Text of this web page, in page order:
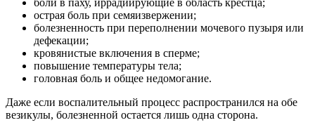
боли в паху, иррадиирующие в область крестца;
острая боль при семяизвержении;
болезненность при переполнении мочевого пузыря или
дефекации;
кровянистые включения в сперме;
повышение температуры тела;
головная боль и общее недомогание.
Даже если воспалительный процесс распространился на обе
везикулы, болезненной остается лишь одна сторона.